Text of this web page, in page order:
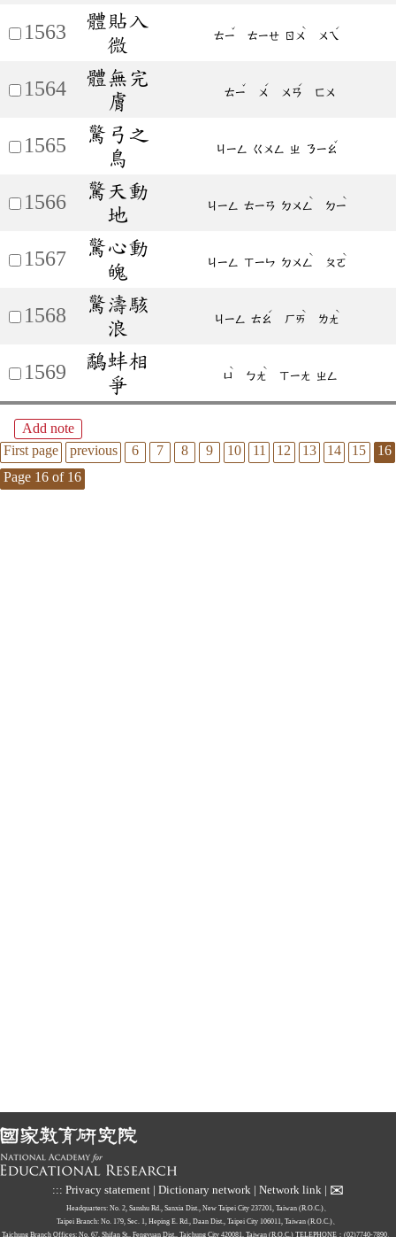
1563
體貼入
微
ㄊㄧ
ˇ
ㄊㄧㄝ ㄖㄨ
ˋ
ㄨㄟ
ˊ
1564
體無完
膚
ㄊㄧ
ˇ
ㄨ
ˊ
ㄨㄢ
ˊ
ㄈㄨ
1565
驚弓之
鳥
ㄐㄧㄥ ㄍㄨㄥ ㄓ ㄋㄧㄠ
ˇ
1566
驚天動
地
ㄐㄧㄥ ㄊㄧㄢ ㄉㄨㄥ
ˋ
ㄉㄧ
ˋ
1567
驚心動
魄
ㄐㄧㄥ ㄒㄧㄣ ㄉㄨㄥ
ˋ
ㄆㄛ
ˋ
1568
驚濤駭
浪
ㄐㄧㄥ ㄊㄠ
ˊ
ㄏㄞ
ˋ
ㄌㄤ
ˋ
1569
鷸蚌相
爭
ㄩ
ˋ
ㄅㄤ
ˋ
ㄒㄧㄤ ㄓㄥ
Add note
First page
previous 6 7 8 9 10 11 12 13 14 15
16
Page 16 of 16
::: Privacy statement Dictionary network Network link ✉
Headquarters: No. 2, Sanshu Rd., Sanxia Dist., New Taipei City 237201, Taiwan (R.O.C.)、
Taipei Branch: No. 179, Sec. 1, Heping E. Rd., Daan Dist., Taipei City 106011, Taiwan (R.O.C.)、
Taichung Branch Offices: No. 67, Shifan St., Fengyuan Dist., Taichung City 420081, Taiwan (R.O.C.) TELEPHONE：(02)7740-7890、